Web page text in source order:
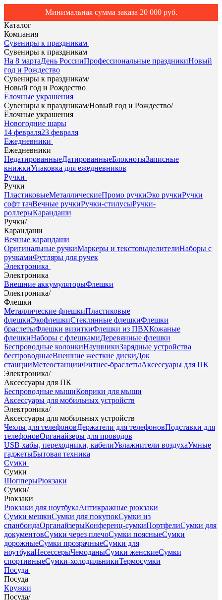
Минимальная сумма заказа 20 000 руб.
Каталог
Компания
Сувениры к праздникам
Сувениры к праздникам
На 8 мартаДень РоссииПрофессиональные праздникиНовый
год и Рождество
Сувениры к праздникам/
Новый год и Рождество
Ёлочные украшения
Сувениры к праздникам/Новый год и Рождество/
Ёлочные украшения
Новогодние шары
14 февраля23 февраля
Ежедневники
Ежедневники
НедатированныеДатированныеБлокнотыЗаписные
книжкиУпаковка для ежедневников
Ручки
Ручки
ПластиковыеМеталлическиеПромо ручкиЭко ручкиРучки
софт тачВечные ручкиРучки-стилусыРучки-
роллерыКарандаши
Ручки/
Карандаши
Вечные карандаши
Оригинальные ручкиМаркеры и текстовыделителиНаборы с
ручкамиФутляры для ручек
Электроника
Электроника
Внешние аккумуляторыФлешки
Электроника/
Флешки
Металлические флешкиПластиковые
флешкиЭкофлешкиСтеклянные флешкиФлешки
браслетыФлешки визиткиФлешки из ПВХКожаные
флешкиНаборы с флешкамиДеревянные флешки
Беспроводные колонкиНаушникиЗарядные устройства
беспроводныеВнешние жесткие дискиДок
станцииМетеостанцииФитнес-браслетыАксессуары для ПК
Электроника/
Аксессуары для ПК
Беспроводные мышиКоврики для мыши
Аксессуары для мобильных устройств
Электроника/
Аксессуары для мобильных устройств
Чехлы для телефоновДержатели для телефоновПодставки для
телефоновОрганайзеры для проводов
USB хабы, переходники, кабелиУвлажнители воздухаУмные
гаджетыБытовая техника
Сумки
Сумки
ШопперыРюкзаки
Сумки/
Рюкзаки
Рюкзаки для ноутбукаАнтикражные рюкзаки
Сумки мешкиСумки для покупокСумки из
спанбондаОрганайзерыКонференц-сумкиПортфелиСумки для
документовСумки через плечоСумки поясныеСумки
дорожныеСумки прозрачныеСумки для
ноутбукаНесессерыЧемоданыСумки женскиеСумки
спортивныеСумки-холодильникиТермосумки
Посуда
Посуда
Кружки
Посуда/